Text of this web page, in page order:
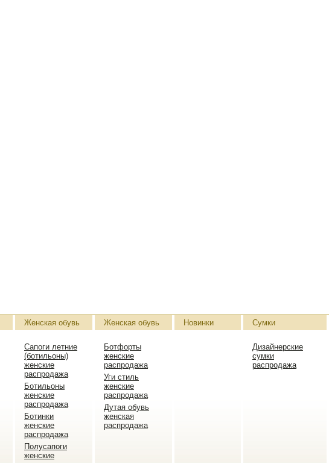
Женская обувь
Сапоги летние
(ботильоны)
женские
распродажа
Ботильоны
женские
распродажа
Ботинки
женские
распродажа
Полусапоги
женские
Женская обувь
Ботфорты
женские
распродажа
Уги стиль
женские
распродажа
Дутая обувь
женская
распродажа
Новинки Сумки
Дизайнерские
сумки
распродажа